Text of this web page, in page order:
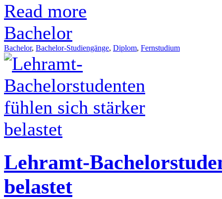
Read more
Bachelor
Bachelor, Bachelor-Studiengänge, Diplom, Fernstudium
Lehramt-
belastet